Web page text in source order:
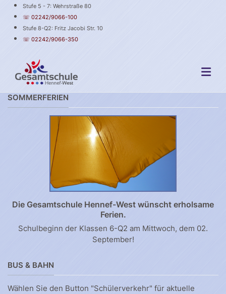
Stufe 5 - 7: Wehrstraße 80
☏ 02242/9066-100
Stufe 8-Q2: Fritz Jacobi Str. 10
☏ 02242/9066-350
SOMMERFERIEN
Die Gesamtschule Hennef-West wünscht erholsame
Ferien.
Schulbeginn der Klassen 6-Q2 am Mittwoch, dem 02.
September!
BUS & BAHN
Wählen Sie den Button "Schülerverkehr" für aktuelle